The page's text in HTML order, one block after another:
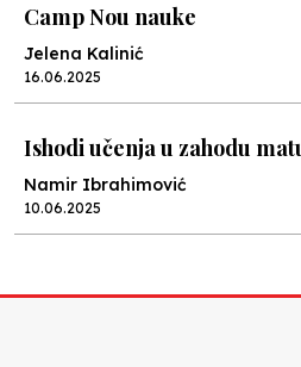
Camp Nou nauke
Jelena Kalinić
16.06.2025
Ishodi učenja u zahodu
Namir Ibrahimović
10.06.2025